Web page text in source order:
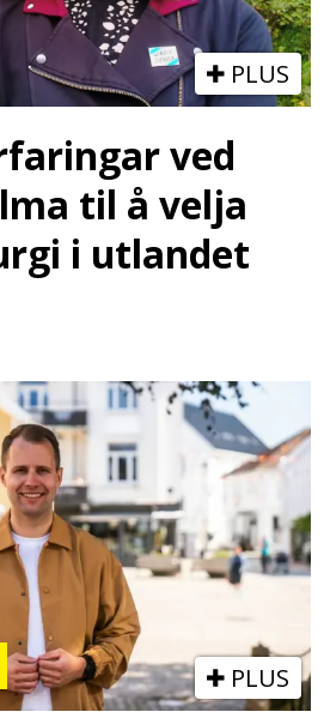
PLUS
ved
til å velja
i utlandet
PLUS